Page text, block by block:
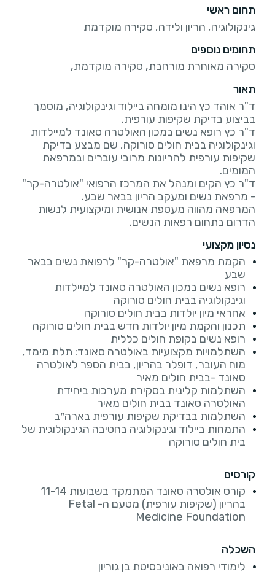
תחום ראשי
גינקולוגיה, הריון ולידה, סקירה מוקדמת
תחומים נוספים
סקירה מאוחרת מורחבת, סקירה מוקדמת,
תאור
ד"ר אוהד כץ הינו מומחה ביילוד וגינקולוגיה, מוסמך
ד"ר כץ רופא נשים במכון האולטרה סאונד למיילדות
וגינקולוגיה בבית חולים סורוקה, שם מבצע בדיקת
שקיפות עורפית להריונות מרובי עוברים ובמרפאת
ד"ר כץ הקים ומנהל את המרכז הרפואי "אולטרה-קר"
המרפאה מהווה מעטפת אנושית ומיקצועית לנשות
הדרום בתחום רפאות הנשים.
נסיון מקצועי
הקמת מרפאת "אולטרה-קר" לרפואת נשים בבאר
שבע
רופא נשים במכון האולטרה סאונד למיילדות
וגינקולוגיה בבית חולים סורוקה
אחראי מיון יולדות בבית חולים סורוקה
תכנון והקמת מיון יולדות חדש בבית חולים סורוקה
רופא נשים בקופת חולים כללית
השתלמויות מקצועיות באולטרה סאונד: תלת מימד,
מוח העובר, דופלר בהריון, בבית הספר לאולטרה
סאונד -בבית חולים מאיר
השתלמות קלינית בסקירת מערכות ביחידת
האולטרה סאונד בבית חולים מאיר
השתלמות בבדיקת שקיפות עורפית בארה״ב
התמחות ביילוד וגינקולוגיה בחטיבה הגינקולוגית של
בית חולים סורוקה
קורסים
קורס אולטרה סאונד המתמקד בשבועות 11-14
בהריון (שקיפות עורפית) מטעם ה- Fetal
Medicine Foundation
השכלה
לימודי רפואה באוניבסיטת בן גוריון